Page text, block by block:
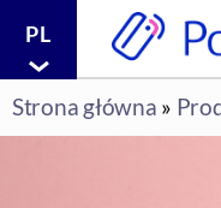
PL
Strona główna »